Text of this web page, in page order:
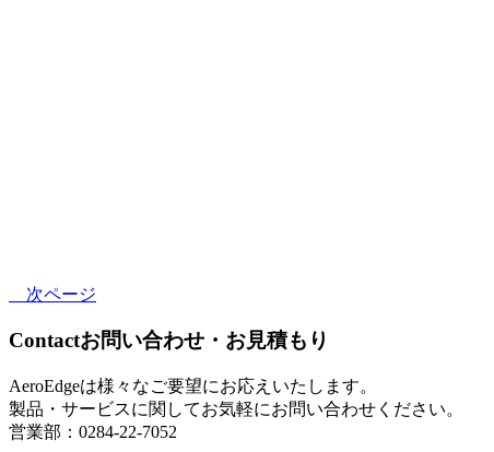
次ページ
Contactお問い合わせ・お見積もり
AeroEdgeは様々なご要望にお応えいたします。
製品・サービスに関してお気軽にお問い合わせください。
営業部：0284-22-7052